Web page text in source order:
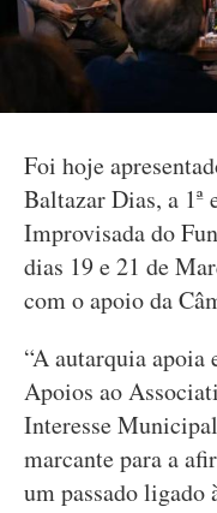
Foi hoje
Baltazar Dias, a
Improvisada do
dias 19 e 21 de
com o apoio da
“A autarquia
Apoios ao
Interesse
marcante para a
um passado ligado